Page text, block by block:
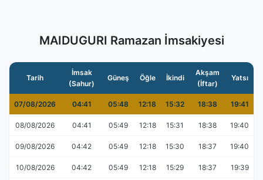
MAIDUGURI Ramazan İmsakiyesi
Tarih
İmsak
(Sahur)
Güneş Öğle İkindi
Akşam
(İftar)
Yatsı
07/08/2026 04:41 05:48 12:18 15:32 18:38 19:41
08/08/2026 04:41 05:49 12:18 15:31 18:38 19:40
09/08/2026 04:42 05:49 12:18 15:30 18:37 19:40
10/08/2026 04:42 05:49 12:18 15:29 18:37 19:39